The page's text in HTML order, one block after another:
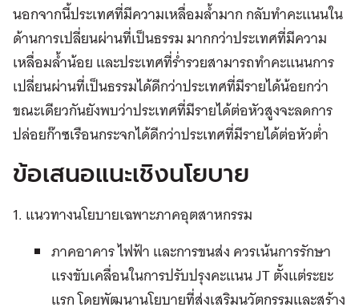
นอกจากนี้ประเทศที่มีความเหลื่อมล้ำมาก กลับทำคะแนนใน
ด้านการเปลี่ยนผ่านที่เป็นธรรม มากกว่าประเทศที่มีความ
เหลื่อมล้ำน้อย และประเทศที่ร่ำรวยสามารถทำคะแนนการ
เปลี่ยนผ่านที่เป็นธรรมได้ดีกว่าประเทศที่มีรายได้น้อยกว่า
ขณะเดียวกันยังพบว่าประเทศที่มีรายได้ต่อหัวสูงจะลดการ
ปล่อยก๊าซเรือนกระจกได้ดีกว่าประเทศที่มีรายได้ต่อหัวต่ำ
ข้อเสนอแนะเชิงนโยบาย
1. แนวทางนโยบายเฉพาะภาคอุตสาหกรรม
ภาคอาคาร ไฟฟ้า และการขนส่ง ควรเน้นการรักษา
แรงขับเคลื่อนในการปรับปรุงคะแนน JT ตั้งแต่ระยะ
แรก โดยพัฒนานโยบายที่ส่งเสริมนวัตกรรมและสร้าง